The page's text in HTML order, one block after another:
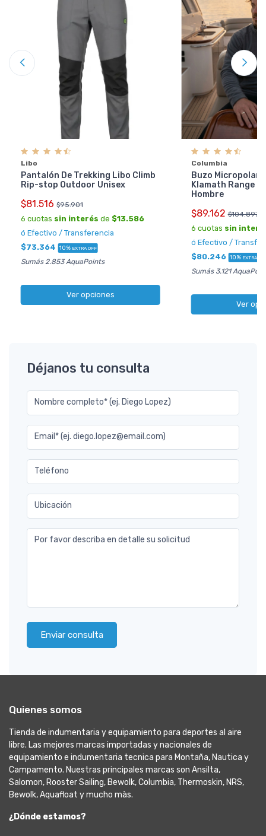
Libo
Pantalón De Trekking Libo Climb
Rip-stop Outdoor Unisex
$81.516 $95.901
6 cuotas sin interés de $13.586
ó Efectivo / Transferencia
$73.364 10% EXTRA OFF
Sumás 2.853 AquaPoints
Ver opciones
Columbia
Buzo Micropolar
Klamath Range 2
Hombre
$89.162 $104.897
6 cuotas sin
ó Efectivo /
$80.246 10% EXTRA
Sumás 3.121
Ver
Déjanos tu consulta
Nombre completo* (ej. Diego Lopez)
Email* (ej. diego.lopez@email.com)
Teléfono
Ubicación
Por favor describa en detalle su solicitud
Enviar consulta
Quienes somos
Tienda de indumentaria y equipamiento para deportes al aire
libre. Las mejores marcas importadas y nacionales de
equipamiento e indumentaria tecnica para Montaña, Nautica y
Campamento. Nuestras principales marcas son Ansilta,
Salomon, Rooster Sailing, Bewolk, Columbia, Thermoskin, NRS,
Bewolk, Aquafloat y mucho màs.
¿Dónde estamos?